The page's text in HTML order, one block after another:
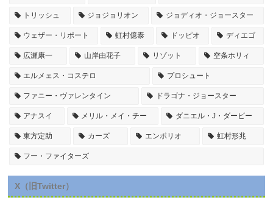
トリッシュ ジョジョリオン ジョディオ・ジョースター
ウェザー・リポート 虹村億泰 ドッピオ ディエゴ
広瀬康一 山岸由花子 リゾット 空条ホリィ
エルメェス・コステロ プロシュート
ファニー・ヴァレンタイン ドラゴナ・ジョースター
アナスイ メリル・メイ・チー ダニエル・J・ダービー
東方定助 カーズ エンポリオ 虹村形兆
フー・ファイターズ
X（旧Twitter）